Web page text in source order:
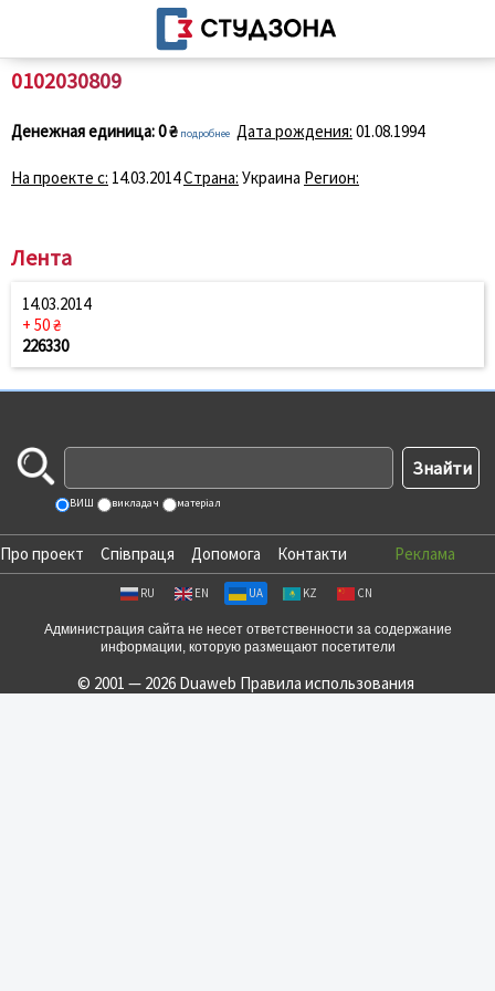
0102030809
Денежная единица:0 ₴ подробнее Дата рождения: 01.08.1994
На проекте с: 14.03.2014Страна: Украина Регион:
Лента
14.03.2014
+ 50 ₴
226330
ВИШ викладач матеріал
Про проект Співпраця Допомога Контакти Реклама
RU EN UA KZ CN
Администрация сайта не несет ответственности за содержание
информации, которую размещают посетители
© 2001 — 2026 Duaweb Правила использования